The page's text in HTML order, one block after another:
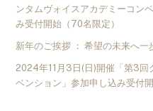
ンタムヴォイスアカデミーコン
み受付開始（70名限定）
新年のご挨拶 ： 希望の未来へ
2024年11月3日(日)開催「第3回
ベンション」参加申し込み受付